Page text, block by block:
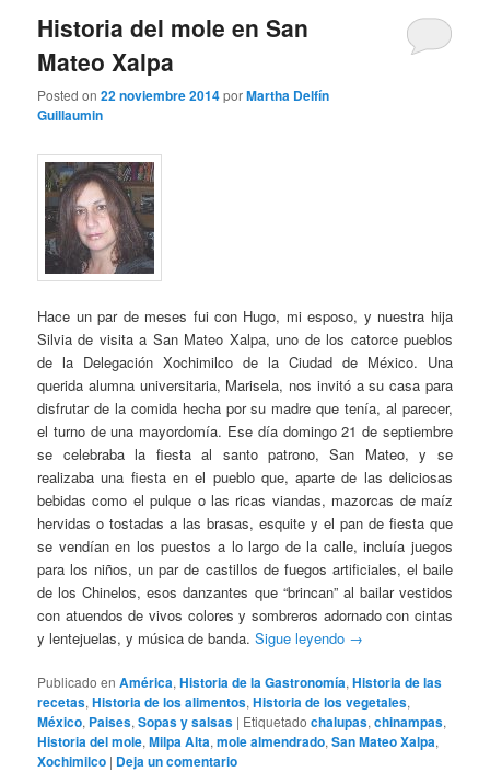
Historia del mole en San
Mateo Xalpa
Posted on22 noviembre 2014porMartha Delfín
Guillaumin
Hace un par de meses fui con Hugo, mi esposo, y nuestra hija
Silvia de visita a San Mateo Xalpa, uno de los catorce pueblos
de la Delegación Xochimilco de la Ciudad de México. Una
querida alumna universitaria, Marisela, nos invitó a su casa para
disfrutar de la comida hecha por su madre que tenía, al parecer,
el turno de una mayordomía. Ese día domingo 21 de septiembre
se celebraba la fiesta al santo patrono, San Mateo, y se
realizaba una fiesta en el pueblo que, aparte de las deliciosas
bebidas como el pulque o las ricas viandas, mazorcas de maíz
hervidas o tostadas a las brasas, esquite y el pan de fiesta que
se vendían en los puestos a lo largo de la calle, incluía juegos
para los niños, un par de castillos de fuegos artificiales, el baile
de los Chinelos, esos danzantes que “brincan” al bailar vestidos
con atuendos de vivos colores y sombreros adornado con cintas
y lentejuelas, y música de banda.Sigue leyendo →
Publicado en América,Historia de la Gastronomía,Historia de las
recetas,Historia de los alimentos,Historia de los vegetales,
México, Paises,Sopas y salsas | Etiquetado chalupas,chinampas,
Historia del mole,Milpa Alta,mole almendrado,San Mateo Xalpa,
Xochimilco | Deja un comentario